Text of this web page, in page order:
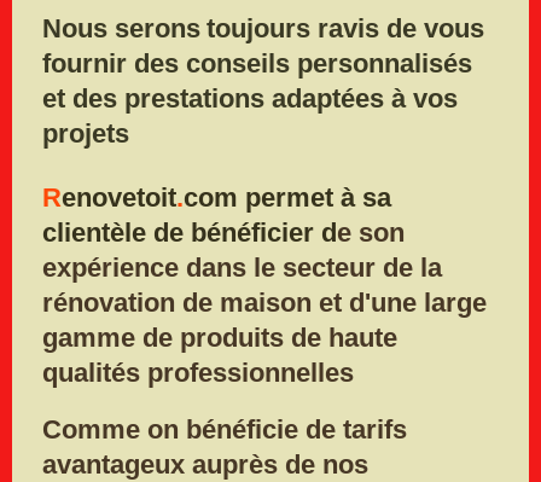
Nous serons toujours ravis de vous
fournir des conseils personnalisés
et des prestations adaptées à vos
projets
Renovetoit.com permet à sa
clientèle de bénéficier de son
expérience dans le secteur de la
rénovation de maison et d'une large
gamme de produits de haute
qualités professionnelles
Comme on bénéficie de tarifs
avantageux auprès de nos